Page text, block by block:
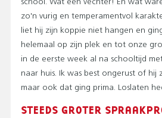
school. Wat een vechter! En wat
zo'n vurig en temperamentvol
liet hij zijn koppie niet hangen en
helemaal op zijn plek en tot onze
in de eerste week al na schooltijd
naar huis. Ik was best ongerust of hij
maar ook dat ging prima. Loslaten
STEEDS GROTER